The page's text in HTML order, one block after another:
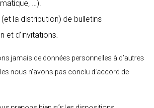
…).
la distribution) de bulletins
et d’invitations.
jamais de données personnelles à d’autres
nous n’avons pas conclu d’accord de